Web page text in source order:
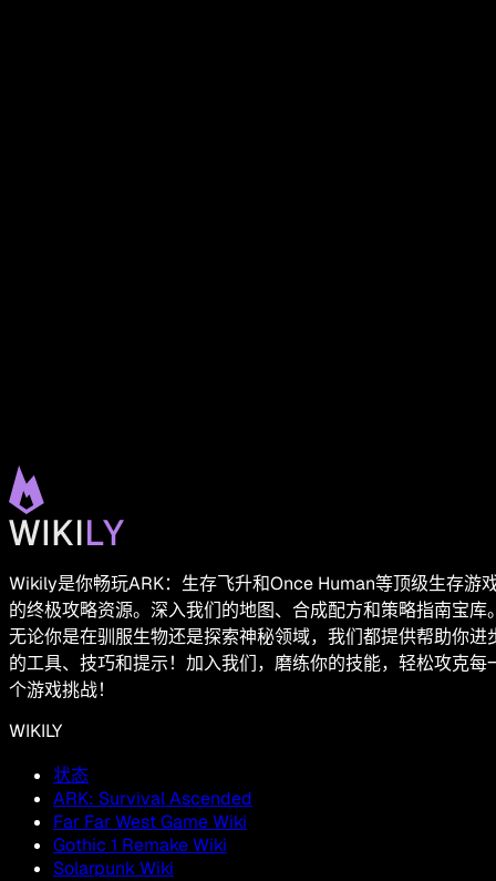
Wikily是你畅玩ARK：生存飞升和Once Human等顶级生存游
的终极攻略资源。深入我们的地图、合成配方和策略指南宝库
无论你是在驯服生物还是探索神秘领域，我们都提供帮助你进
的工具、技巧和提示！加入我们，磨练你的技能，轻松攻克每
个游戏挑战！
WIKILY
状态
ARK: Survival Ascended
Far Far West Game Wiki
Gothic 1 Remake Wiki
Solarpunk Wiki